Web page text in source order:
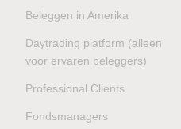
Beleggen in Amerika
Daytrading platform (alleen
voor ervaren beleggers)
Professional Clients
Fondsmanagers